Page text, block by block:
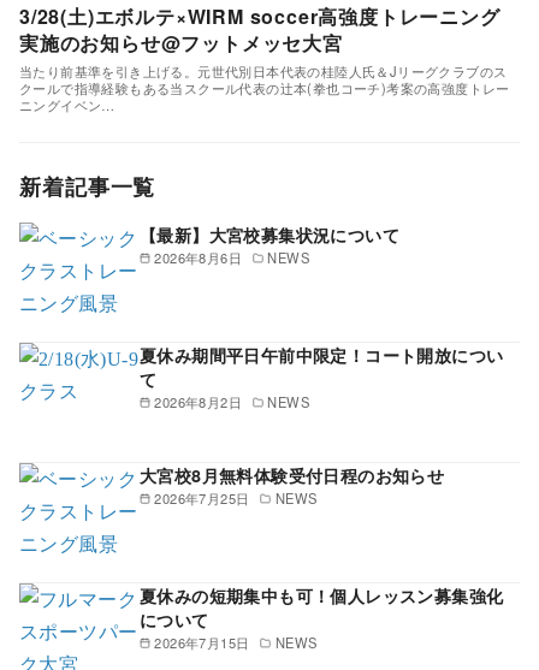
3/28(土)エボルテ×WIRM soccer高強度トレーニング
実施のお知らせ@フットメッセ大宮
当たり前基準を引き上げる。元世代別日本代表の桂陸人氏＆Jリーグクラブのス
クールで指導経験もある当スクール代表の辻本(拳也コーチ)考案の高強度トレー
ニングイベン…
新着記事一覧
2026年8月6日 NEWS
【最新】大宮校募集状況について
2026年8月2日 NEWS
夏休み期間平日午前中限定！コート開放につい
て
2026年7月25日 NEWS
大宮校8月無料体験受付日程のお知らせ
2026年7月15日 NEWS
夏休みの短期集中も可！個人レッスン募集強化
について